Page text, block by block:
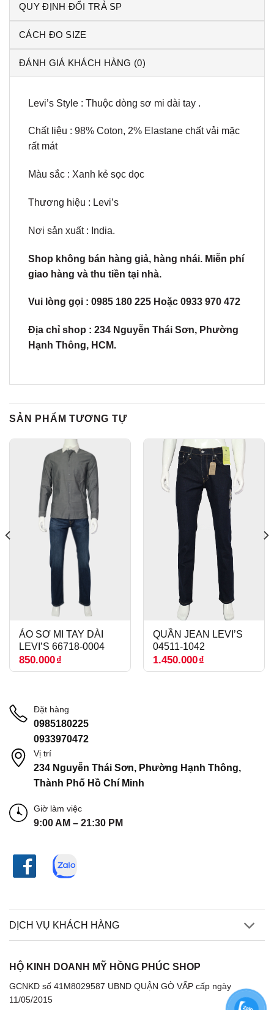
QUY ĐỊNH ĐỔI TRẢ SP
CÁCH ĐO SIZE
ĐÁNH GIÁ KHÁCH HÀNG (0)
Levi’s Style : Thuộc dòng sơ mi dài tay .
Chất liệu : 98% Coton, 2% Elastane chất vải mặc
rất mát
Màu sắc : Xanh kẻ sọc dọc
Thương hiệu : Levi’s
Nơi sản xuất : India.
Shop không bán hàng giả, hàng nhái. Miễn phí
giao hàng và thu tiền tại nhà.
Vui lòng gọi : 0985 180 225 Hoặc 0933 970 472
Địa chỉ shop : 234 Nguyễn Thái Sơn, Phường
Hạnh Thông, HCM.
SẢN PHẨM TƯƠNG TỰ
ÁO SƠ MI TAY DÀI
LEVI’S 66718-0004
850.000₫
QUẦN JEAN LEVI’S
04511-1042
1.450.000₫
Đặt hàng
0985180225
0933970472
Vị trí
234 Nguyễn Thái Sơn, Phường Hạnh Thông,
Thành Phố Hồ Chí Minh
Giờ làm việc
9:00 AM – 21:30 PM
DỊCH VỤ KHÁCH HÀNG
HỘ KINH DOANH MỸ HỒNG PHÚC SHOP
GCNKD số 41M8029587 UBND QUẬN GÒ VẤP cấp ngày
11/05/2015